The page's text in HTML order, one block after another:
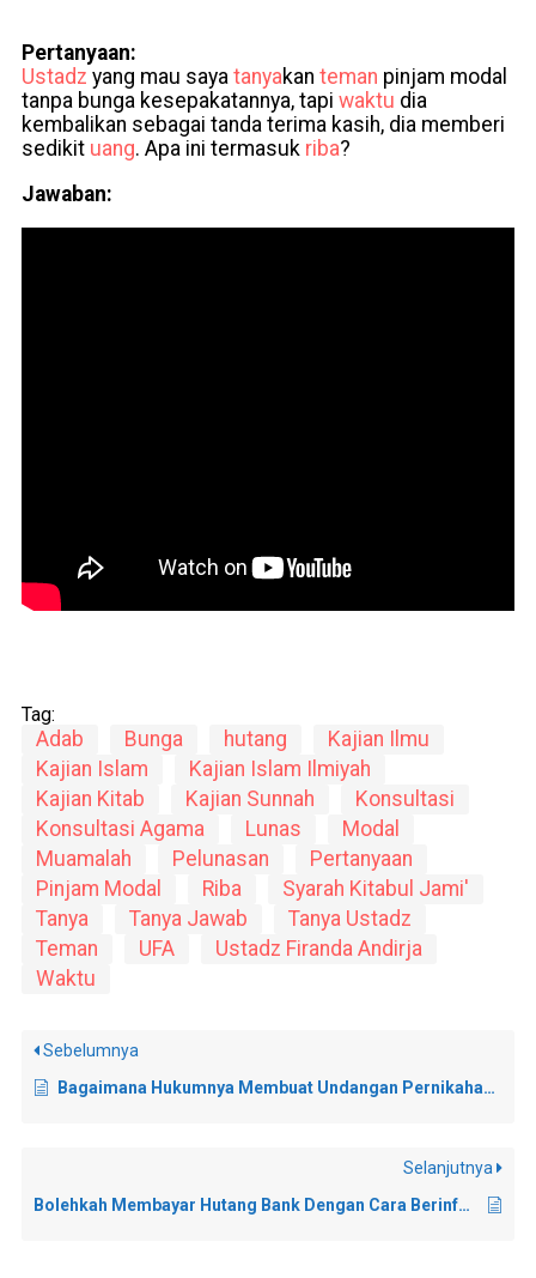
Pertanyaan:
Ustadz yang mau saya tanyakan teman pinjam modal
tanpa bunga kesepakatannya, tapi waktu dia
kembalikan sebagai tanda terima kasih, dia memberi
sedikit uang. Apa ini termasuk riba?
Jawaban:
Tag:
Adab Bunga hutang
Kajian Ilmu
Kajian Islam
Kajian Islam Ilmiyah
Kajian Kitab
Kajian Sunnah
Konsultasi
Konsultasi Agama
Lunas
Modal
Muamalah
Pelunasan
Pertanyaan
Pinjam Modal
Riba
Syarah Kitabul Jami'
Tanya
Tanya Jawab
Tanya Ustadz
Teman
UFA
Ustadz Firanda Andirja
Waktu
Sebelumnya
Bagaimana Hukumnya Membuat Undangan Pernikahan Untuk Non Muslim?
Selanjutnya
Bolehkah Membayar Hutang Bank Dengan Cara Berinfaq Dengan Nominal Yang Sama?